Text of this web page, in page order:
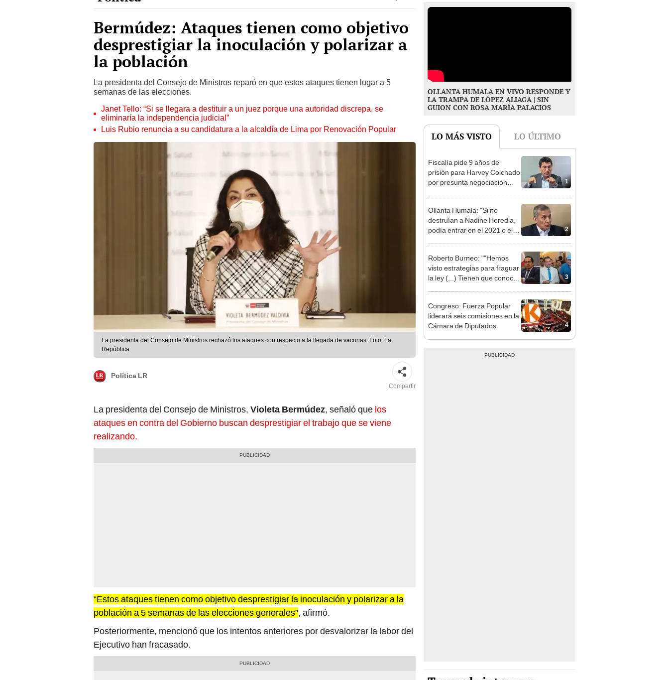
Bermúdez: Ataques tienen como objetivo
desprestigiar la inoculación y polarizar a
la población
La presidenta del Consejo de Ministros reparó en que estos ataques tienen lugar a 5
semanas de las elecciones.
Janet Tello: “Si se llegara a destituir a un juez porque una autoridad discrepa, se
eliminaría la independencia judicial”
Luis Rubio renuncia a su candidatura a la alcaldía de Lima por Renovación Popular
La presidenta del Consejo de Ministros rechazó los ataques con respecto a la llegada de vacunas. Foto: La
República
Compartir
ataques en contra del Gobierno buscan desprestigiar el trabajo que se viene
realizando.
población a 5 semanas de las elecciones generales” , afirmó.
Posteriormente, mencionó que los intentos anteriores por desvalorizar la labor del
Ejecutivo han fracasado.
OLLANTA HUMALA EN VIVO RESPONDE Y
LA TRAMPA DE LÓPEZ ALIAGA | SIN
GUION CON ROSA MARÍA PALACIOS
LO MÁS VISTO
prisión para Harvey Colchado
por presunta negociación
incompatible y falsedad
Ollanta Humala: "Si no
destruían a Nadine Heredia,
podía entrar en el 2021 o el
2026"
3
Roberto Burneo: ""Hemos
visto estrategias para fraguar
la ley (...) Tienen que conocer
toda la lista"
4
Congreso: Fuerza Popular
liderará seis comisiones en la
Cámara de Diputados
Te puede interesar